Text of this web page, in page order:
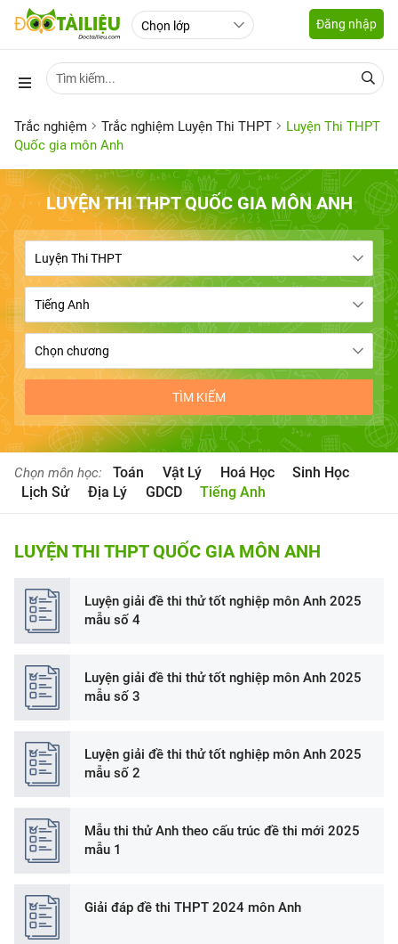
Đăng nhập
Trắc nghiệm Trắc nghiệm Luyện Thi THPT
Luyện Thi THPT
Quốc gia môn Anh
LUYỆN THI THPT QUỐC GIA MÔN ANH
TÌM KIẾM
Chọn môn học: Toán Vật Lý Hoá Học
Sinh Học
Lịch Sử
Địa Lý GDCD Tiếng Anh
LUYỆN THI THPT QUỐC GIA MÔN ANH
Luyện giải đề thi thử tốt nghiệp môn Anh 2025
mẫu số 4
Luyện giải đề thi thử tốt nghiệp môn Anh 2025
mẫu số 3
Luyện giải đề thi thử tốt nghiệp môn Anh 2025
mẫu số 2
Mẫu thi thử Anh theo cấu trúc đề thi mới 2025
mẫu 1
Giải đáp đề thi THPT 2024 môn Anh